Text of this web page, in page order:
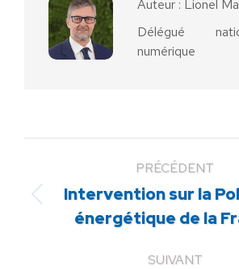
Auteur : Lionel
Délégué
numérique
PRÉCÉDENT
Article
précédent
Intervention sur la
énergétique de la
SUIVANT